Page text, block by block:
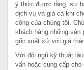
ý thức được rằng, sự
dịch vụ và giá cả khi
công của chúng tôi.
khách hàng những
gốc xuất xứ với giá
Với đội ngũ kỹ thuật
vấn hoặc cung cấp